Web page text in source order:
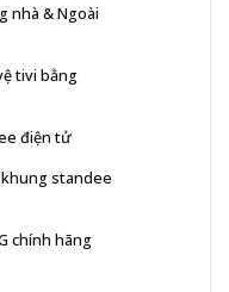
nhà & Ngoài
tivi bằng
điện tử
standee
chính hãng